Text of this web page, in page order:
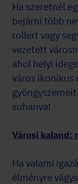
Ha szeretnél
bejárni több
rollert vagy
vezetett
ahol helyi
város ikonikus
suhanva!
Városi kaland:
Ha valami
élményre